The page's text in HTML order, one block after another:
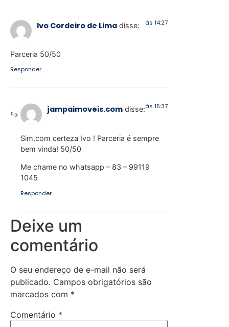
Ivo Cordeiro de Lima disse: às 14:27
Parceria 50/50
Responder
jampaimoveis.com disse:às 15:37
Sim,com certeza Ivo ! Parceria é sempre
bem vinda! 50/50
Me chame no whatsapp – 83 – 99119
1045
Responder
Deixe um
comentário
O seu endereço de e-mail não será
publicado. Campos obrigatórios são
marcados com *
Comentário *